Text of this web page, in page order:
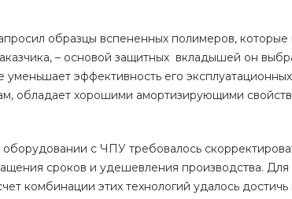
образцы вспененных полимеров,
– основой защитных вкладышей он
эффективность его
обладает хорошими амортизирующими
с ЧПУ требовалось
сроков и удешевления производства. Для
комбинации этих технологий удалось